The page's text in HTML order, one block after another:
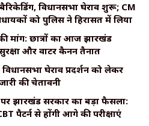
बैरिकेडिंग, विधानसभा घेराव शुरू; CM
को पुलिस ने हिरासत में लिया
की मांग: छात्रों का आज झारखंड
और वाटर कैनन तैनात
घेराव प्रदर्शन को लेकर
की चेतावनी
पर झारखंड सरकार का बड़ा फैसला:
पैटर्न से होंगी आगे की परीक्षाएं